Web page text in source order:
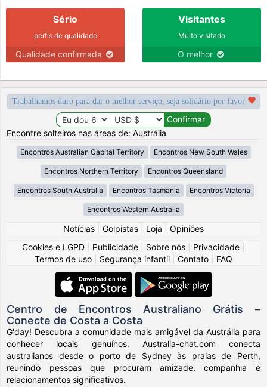
Sério
perfis de qualidade
Qualidade confirmada
Visitantes
Muito visitado
O melhor
Trabalhamos duro para dar o melhor serviço, seja solidário por favor
Encontre solteiros nas áreas de: Austrália
Encontros Australian Capital Territory Encontros New South Wales
Encontros Northern Territory Encontros Queensland
Encontros South Australia Encontros Tasmania Encontros Victoria
Encontros Western Australia
Notícias Golpistas Loja
Opiniões
Cookies e LGPD
Publicidade Sobre nós Privacidade
Termos de uso
Segurança infantil Contato FAQ
Centro de Encontros Australiano Grátis –
Conecte de Costa a Costa
G'day! Descubra a comunidade mais amigável da Austrália para
conhecer locais genuínos. Australia-chat.com conecta
australianos desde o porto de Sydney às praias de Perth,
reunindo pessoas que procuram amizade, companhia e
relacionamentos significativos.